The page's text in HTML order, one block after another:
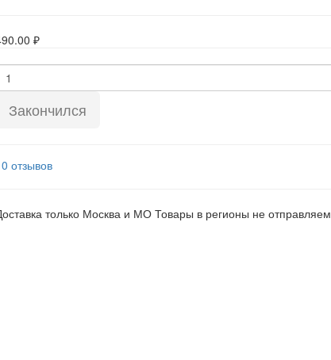
₽
Закончился
0 отзывов
только Москва и МО Товары в регионы не отправляем